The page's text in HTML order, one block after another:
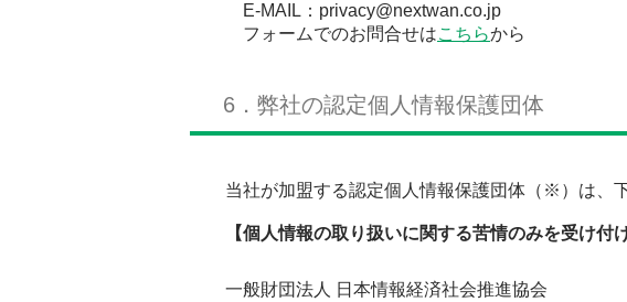
E-MAIL：privacy@nextwan.co.jp
フォームでのお問合せはこちらから
6．弊社の認定個人情報保護団体
当社が加盟する認定個人情報保護団体（※）は、下
【個人情報の取り扱いに関する苦情のみを受け付
一般財団法人 ⽇本情報経済社会推進協会